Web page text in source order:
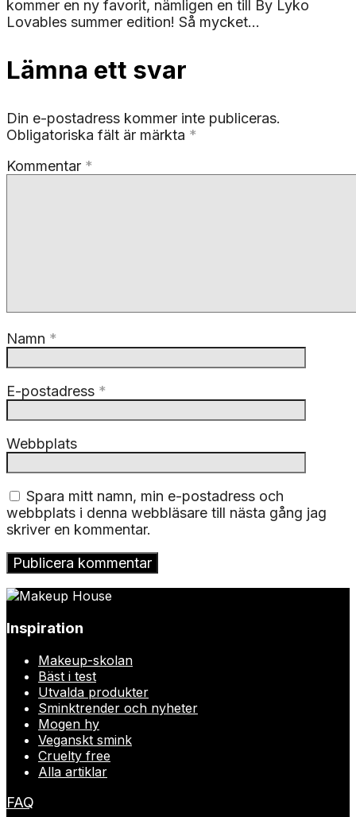
kommer en ny favorit, nämligen en till By Lyko
Lovables summer edition! Så mycket...
Lämna ett svar
Din e-postadress kommer inte publiceras.
Obligatoriska fält är märkta *
Kommentar *
Namn *
E-postadress *
Webbplats
Spara mitt namn, min e-postadress och
webbplats i denna webbläsare till nästa gång jag
skriver en kommentar.
Inspiration
Makeup-skolan
Bäst i test
Utvalda produkter
Sminktrender och nyheter
Mogen hy
Veganskt smink
Cruelty free
Alla artiklar
FAQ